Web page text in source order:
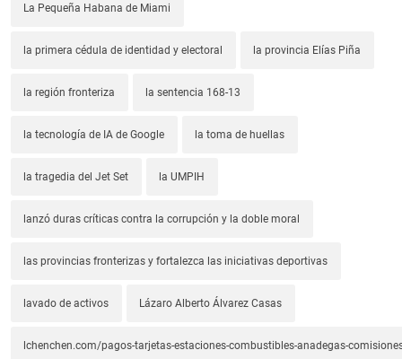
La Pequeña Habana de Miami
la primera cédula de identidad y electoral la provincia Elías Piña
la región fronteriza la sentencia 168-13
la tecnología de IA de Google la toma de huellas
la tragedia del Jet Set la UMPIH
lanzó duras críticas contra la corrupción y la doble moral
las provincias fronterizas y fortalezca las iniciativas deportivas
lavado de activos Lázaro Alberto Álvarez Casas
lchenchen.com/pagos-tarjetas-estaciones-combustibles-anadegas-